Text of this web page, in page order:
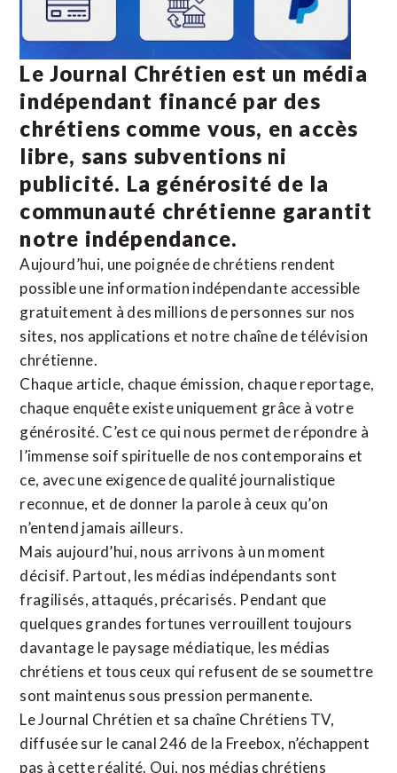
Le Journal Chrétien est un média
indépendant financé par des
chrétiens comme vous, en accès
libre, sans subventions ni
publicité. La générosité de la
communauté chrétienne garantit
notre indépendance.
Aujourd’hui, une poignée de chrétiens rendent
possible une information indépendante accessible
gratuitement à des millions de personnes sur nos
sites, nos applications et notre chaîne de télévision
chrétienne.
Chaque article, chaque émission, chaque reportage,
chaque enquête existe uniquement grâce à votre
générosité. C’est ce qui nous permet de répondre à
l’immense soif spirituelle de nos contemporains et
ce, avec une exigence de qualité journalistique
reconnue, et de donner la parole à ceux qu’on
n’entend jamais ailleurs.
Mais aujourd’hui, nous arrivons à un moment
décisif. Partout, les médias indépendants sont
fragilisés, attaqués, précarisés. Pendant que
quelques grandes fortunes verrouillent toujours
davantage le paysage médiatique, les médias
chrétiens et tous ceux qui refusent de se soumettre
sont maintenus sous pression permanente.
Le Journal Chrétien et sa chaîne Chrétiens TV,
diffusée sur le canal 246 de la Freebox, n’échappent
pas à cette réalité. Oui, nos médias chrétiens